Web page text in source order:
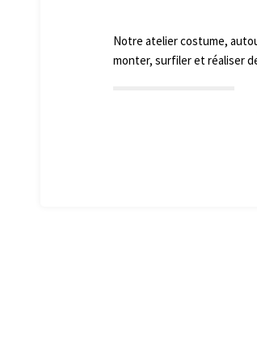
Notre atelier costume,
monter, surfiler et réaliser